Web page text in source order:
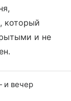
который
и не
и вечер